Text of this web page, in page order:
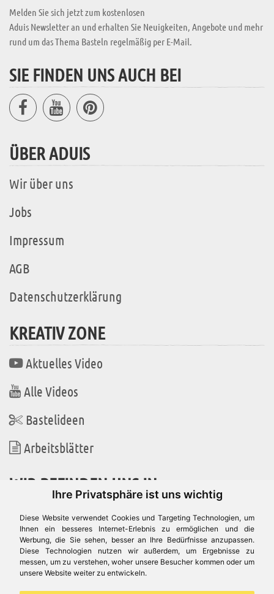
Ihre Privatsphäre ist uns wichtig
Diese Website verwendet Cookies und Targeting Technologien, um
Ihnen ein besseres Internet-Erlebnis zu ermöglichen und die
Werbung, die Sie sehen, besser an Ihre Bedürfnisse anzupassen.
Diese Technologien nutzen wir außerdem, um Ergebnisse zu
messen, um zu verstehen, woher unsere Besucher kommen oder um
unsere Website weiter zu entwickeln.
Melden Sie sich jetzt zum kostenlosen
Aduis Newsletter an und erhalten Sie Neuigkeiten, Angebote und mehr
rund um das Thema Basteln regelmäßig per E-Mail.
SIE FINDEN UNS AUCH BEI
ÜBER ADUIS
Wir über uns
Jobs
Impressum
AGB
Datenschutzerklärung
KREATIV ZONE
Aktuelles Video
Alle Videos
Bastelideen
Arbeitsblätter
WIR BEFINDEN UNS IN
Es gibt uns auch in